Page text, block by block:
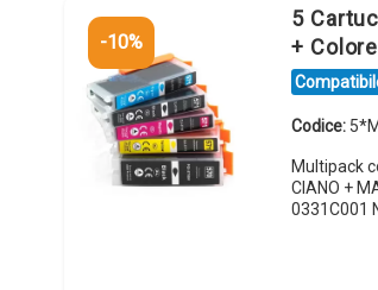
-10%
5
+
Codice:
Multipack
CIANO +
0331C001